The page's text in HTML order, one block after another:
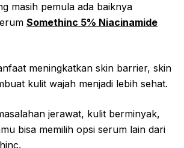
masih pemula ada baiknya
Somethinc 5% Niacinamide
meningkatkan skin barrier, skin
kulit wajah menjadi lebih sehat.
jerawat, kulit berminyak,
bisa memilih opsi serum lain dari